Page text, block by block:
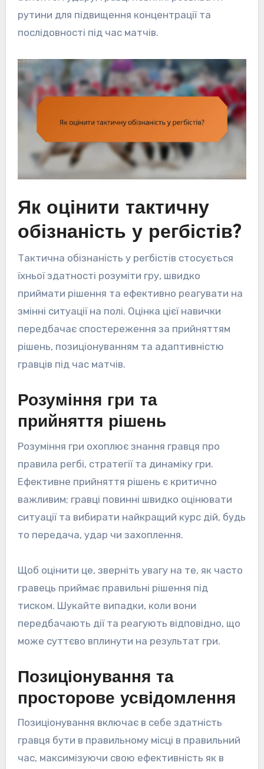
рутини для підвищення концентрації та
послідовності під час матчів.
Як оцінити тактичну
обізнаність у регбістів?
Тактична обізнаність у регбістів стосується
їхньої здатності розуміти гру, швидко
приймати рішення та ефективно реагувати на
змінні ситуації на полі. Оцінка цієї навички
передбачає спостереження за прийняттям
рішень, позиціонуванням та адаптивністю
гравців під час матчів.
Розуміння гри та
прийняття рішень
Розуміння гри охоплює знання гравця про
правила регбі, стратегії та динаміку гри.
Ефективне прийняття рішень є критично
важливим; гравці повинні швидко оцінювати
ситуації та вибирати найкращий курс дій, будь
то передача, удар чи захоплення.
Щоб оцінити це, зверніть увагу на те, як часто
гравець приймає правильні рішення під
тиском. Шукайте випадки, коли вони
передбачають дії та реагують відповідно, що
може суттєво вплинути на результат гри.
Позиціонування та
просторове усвідомлення
Позиціонування включає в себе здатність
гравця бути в правильному місці в правильний
час, максимізуючи свою ефективність як в